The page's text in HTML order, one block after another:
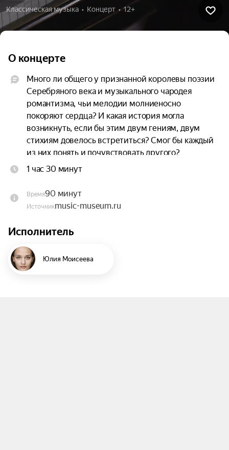
Классическая музыка  •  Концерт  •  12+
О концерте
Много ли общего у признанной королевы поэзии
Серебряного века и музыкального чародея
романтизма, чьи мелодии молниеносно
покоряют сердца? И какая история могла
возникнуть, если бы этим двум гениям, двум
стихиям довелось встретиться? Смог бы каждый
из них понять и почувствовать другого?
Пианист-виртуоз, народный артист России
перенесут вас в один из волшебных миров, где
встреча двух гениев оказалась возможной.
экспромт», Ноктюрн фа-диез мажор, Баллада №
1, переплетаются с бессмертными строками
Анны Ахматовой.
1 час 30 минут
Время90 минут
Источникmusic-museum.ru
Исполнитель
Юлия Моисеева